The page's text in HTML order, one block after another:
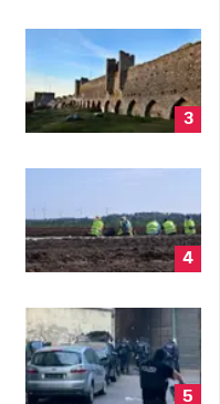
3
4
5